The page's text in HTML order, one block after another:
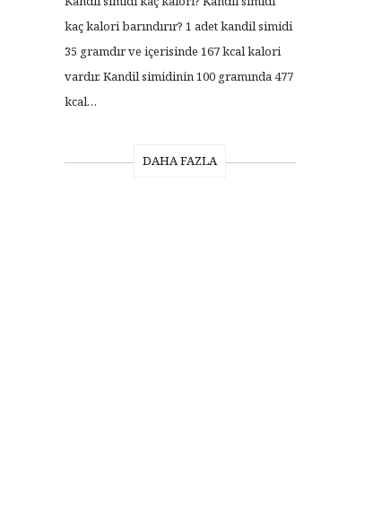
kaç kalori barındırır? 1 adet kandil simidi
35 gramdır ve içerisinde 167 kcal kalori
vardır. Kandil simidinin 100 gramında 477
kcal…
DAHA FAZLA